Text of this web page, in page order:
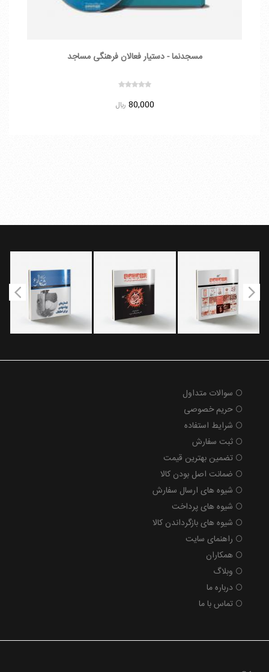
مسجدنما - دستیار فعالان فرهنگی مساجد
80,000 ريال
سوالات متداول
حریم خصوصی
شرایط استفاده
ثبت سفارش
تضمین بهترین قیمت
ضمانت اصل بودن کالا
شیوه های ارسال سفارش
شیوه های پرداخت
شیوه های بازگرداندن کالا
راهنمای سایت
همکاران
وبلاگ
درباره ما
تماس با ما